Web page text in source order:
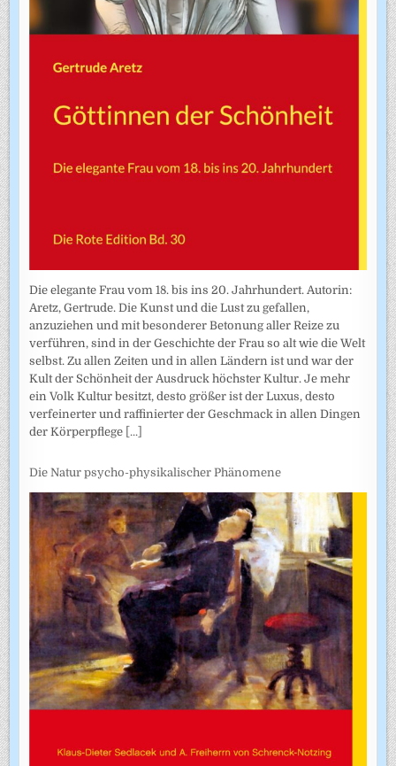
Die elegante Frau vom 18. bis ins 20. Jahrhundert. Autorin:
Aretz, Gertrude. Die Kunst und die Lust zu gefallen,
anzuziehen und mit besonderer Betonung aller Reize zu
verführen, sind in der Geschichte der Frau so alt wie die Welt
selbst. Zu allen Zeiten und in allen Ländern ist und war der
Kult der Schönheit der Ausdruck höchster Kultur. Je mehr
ein Volk Kultur besitzt, desto größer ist der Luxus, desto
verfeinerter und raffinierter der Geschmack in allen Dingen
der Körperpflege [...]
Die Natur psycho-physikalischer Phänomene